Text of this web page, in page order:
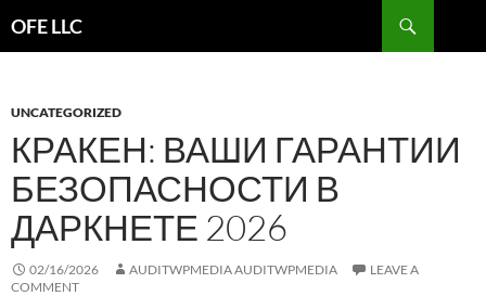
OFE LLC
UNCATEGORIZED
КРАКЕН: ВАШИ ГАРАНТИИ
БЕЗОПАСНОСТИ В
ДАРКНЕТЕ 2026
02/16/2026 AUDITWPMEDIA AUDITWPMEDIA
LEAVE A
COMMENT